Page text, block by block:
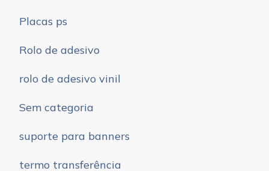
Placas ps
Rolo de adesivo
rolo de adesivo vinil
Sem categoria
suporte para banners
termo transferência